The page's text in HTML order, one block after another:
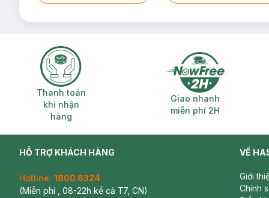
Thanh toán khi nhận hàng
Thanh toán
khi nhận
hàng
Giao nhanh
Giao nhanh
miễn phí 2H
HỖ TRỢ KHÁCH HÀNG
Hotline: 1800 6324
(Miễn phí , 08-22h kể cả T7, CN)
VỀ
Giới
Chính